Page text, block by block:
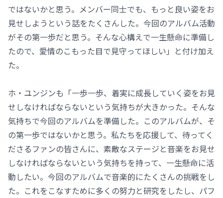
ではないかと思う。メンバー同士でも、もっと良い姿をお
見せしようという話をたくさんした。今回のアルバム活動
がその第一歩だと思う。そんな心構えで一生懸命に準備し
たので、愛情のこもった目で見守ってほしい」と付け加え
た。
ホ・ユンジンも「一歩一歩、着実に成長していく姿をお見
せしなければならないという気持ちが大きかった。そんな
気持ちで今回のアルバムを準備した。このアルバムが、そ
の第一歩ではないかと思う。私たちを応援して、待ってく
ださるファンの皆さんに、素敵なステージと音楽をお見せ
しなければならないという気持ちを持って、一生懸命に活
動したい。今回のアルバムで音楽的にたくさんの挑戦をし
た。これをこなすために多くの努力と研究をしたし、パフ